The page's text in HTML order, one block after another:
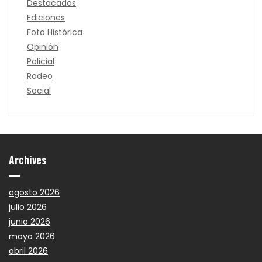
Destacados
Ediciones
Foto Histórica
Opinión
Policial
Rodeo
Social
Archives
agosto 2026
julio 2026
junio 2026
mayo 2026
abril 2026